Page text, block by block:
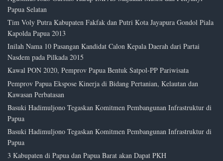
Papua Selatan
Tim Voly Putra Kabupaten Fakfak dan Putri Kota Jayapura Gondol Piala
Kapolda Papua 2013
Inilah Nama 10 Pasangan Kandidat Calon Kepala Daerah dari Partai
Nasdem pada Pilkada 2015
Kawal PON 2020, Pemprov Papua Bentuk Satpol-PP Pariwisata
Pemprov Papua Ekspose Kinerja di Bidang Pertanian, Kelautan dan
Kawasan Perbatasan
Basuki Hadimuljono Tegaskan Komitmen Pembangunan Infrastruktur di
Papua
Basuki Hadimuljono Tegaskan Komitmen Pembangunan Infrastruktur di
Papua
3 Kabupaten di Papua dan Papua Barat akan Dapat PKH